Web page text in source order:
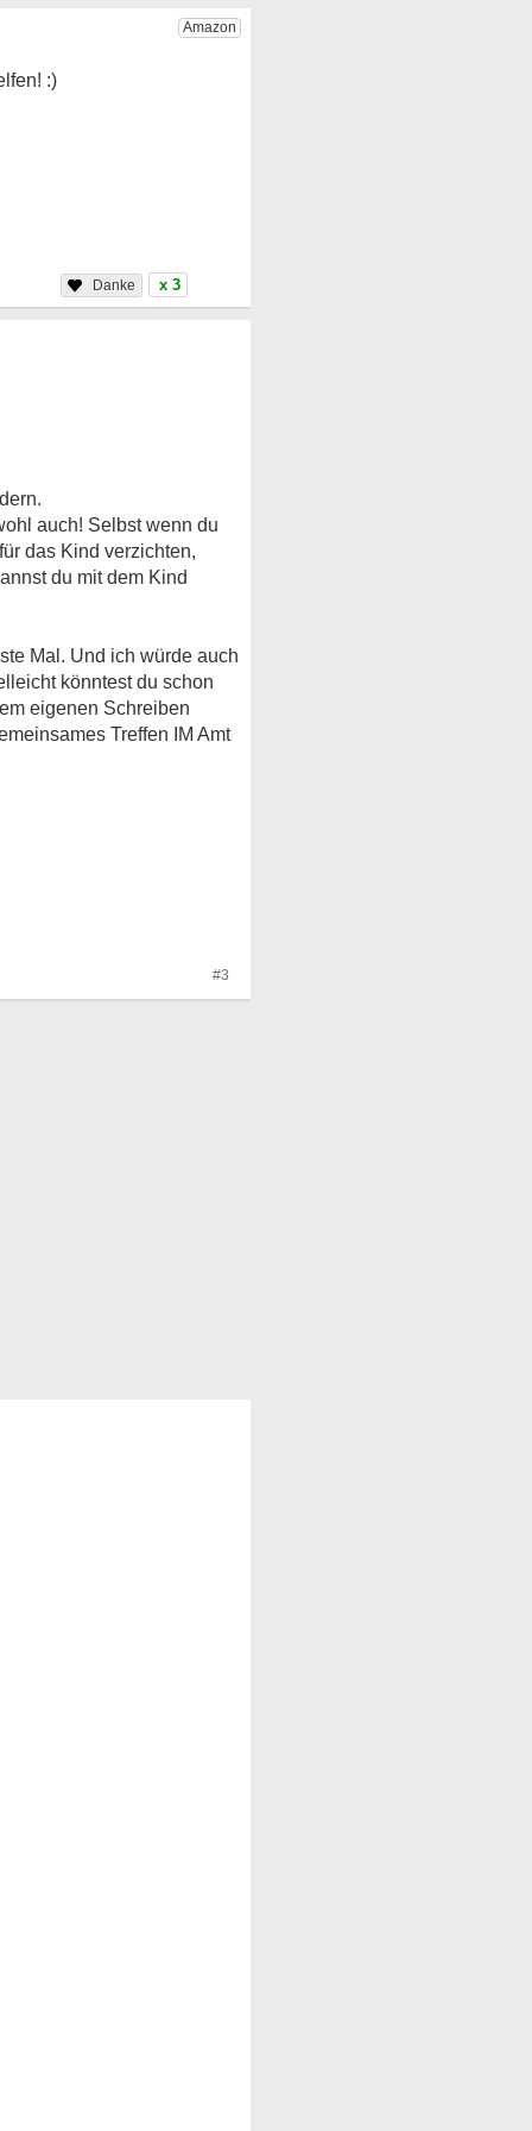
x 3
auch! Selbst wenn du
das Kind verzichten,
du mit dem Kind
Mal. Und ich würde auch
könntest du schon
eigenen Schreiben
Treffen IM Amt
#3